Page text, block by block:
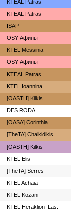
KTEAL Patras
KTEAL Patras
ISAP
OSY Афины
KTEL Messinia
OSY Афины
KTEAL Patras
KTEL Ioannina
[OASTH] Kilkis
DES RODA
[OASA] Corinthia
[TheTA] Chalkidikis
[OASTH] Kilkis
KTEL Elis
[TheTA] Serres
KTEL Achaia
ΚΤΕL Kozani
KTEL Heraklion–Las.